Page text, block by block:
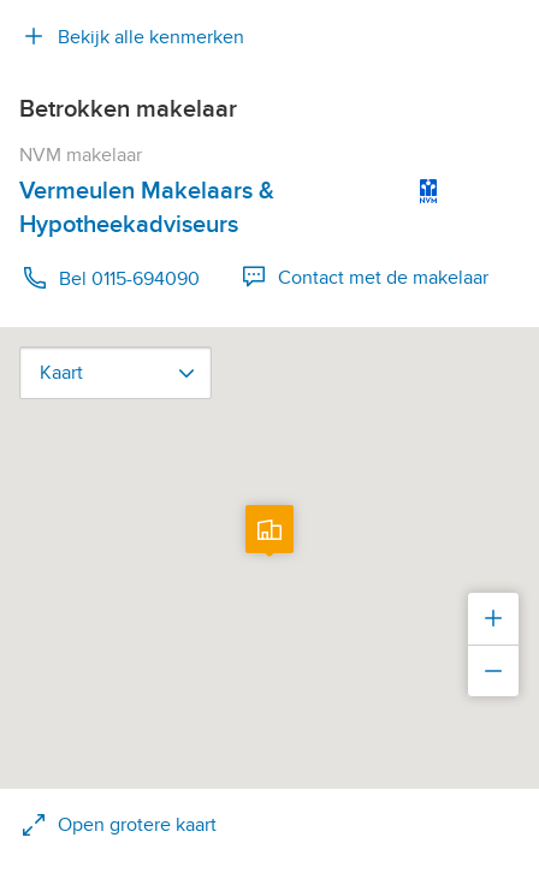
Bekijk alle kenmerken
Betrokken makelaar
NVM makelaar
Vermeulen Makelaars &
Hypotheekadviseurs
Bel 0115-694090 Contact met de makelaar
Kaart
Kaart
Open grotere kaart